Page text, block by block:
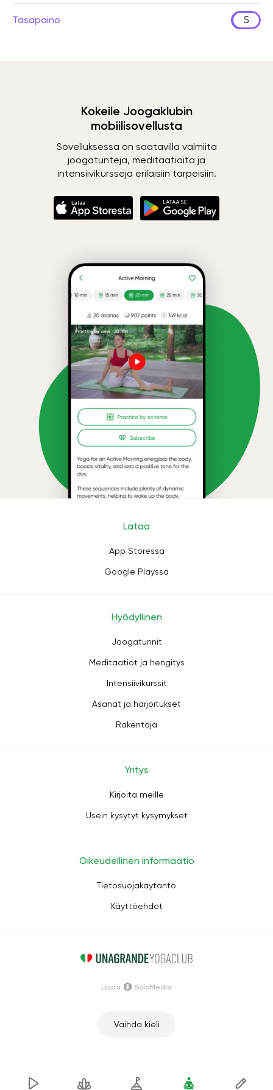
Tasapaino 5
Kokeile Joogaklubin
mobiilisovellusta
Sovelluksessa on saatavilla valmiita
joogatunteja, meditaatioita ja
intensiivikursseja erilaisiin tarpeisiin.
Lataa
App Storessa
Google Playssa
Hyödyllinen
Joogatunnit
Meditaatiot ja hengitys
Intensiivikurssit
Asanat ja harjoitukset
Rakentaja
Yritys
Kirjoita meille
Usein kysytyt kysymykset
Oikeudellinen informaatio
Tietosuojakäytäntö
Käyttöehdot
Vaihda kieli
Luotu SoloMedia